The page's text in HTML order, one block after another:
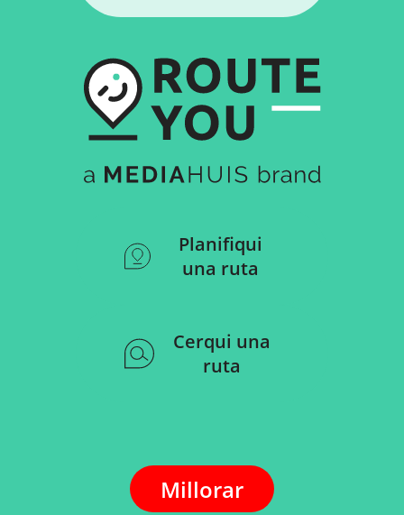
Planifiqui
una ruta
Cerqui una
ruta
Millorar